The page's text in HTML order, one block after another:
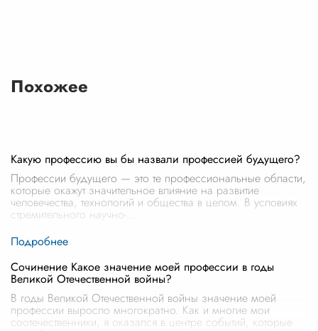
Похожее
Какую профессию вы бы назвали профессией будущего?
Профессии будущего — это те профессиональные области,
которые окажут значительное влияние на развитие
человечества, технологий и общества в целом. В условиях
стремительного научно-
Сочинение Какое значение моей профессии в годы
Великой Отечественной войны?
В годы Великой Отечественной войны значение моей
профессии выросло многократно. Как и многие мои
соотечественники, я оказался в центре событий, которые